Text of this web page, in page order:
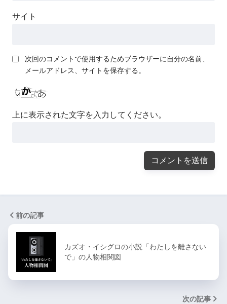
サイト
次回のコメントで使用するためブラウザーに自分の名前、
メールアドレス、サイトを保存する。
上に表示された文字を入力してください。
前の記事
カズオ・イシグロの小説「わたしを離さない
で」の人物相関図
次の記事